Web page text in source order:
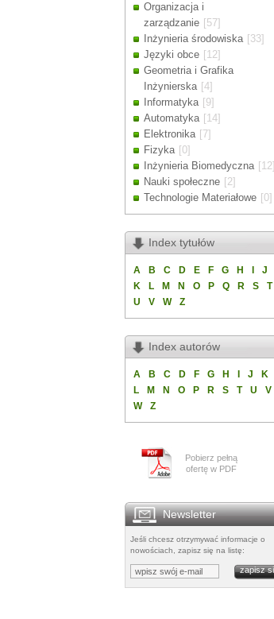
Organizacja i
zarządzanie [57]
Inżynieria środowiska [33]
Języki obce [12]
Geometria i Grafika
Inżynierska [4]
Informatyka [9]
Automatyka [14]
Elektronika [7]
Fizyka [0]
Inżynieria Biomedyczna [12]
Nauki społeczne [2]
Technologie Materiałowe [0]
Index tytułów
A B C D E F G H
J
K
L M N O P Q R S
T
U
V W Z
Index autorów
A B C D F G H J
K
L
M N O P R S T U
V
W
Z
Pobierz pełną
ofertę w PDF
Newsletter
Jeśli chcesz otrzymywać informacje o
nowościach, zapisz się na listę: